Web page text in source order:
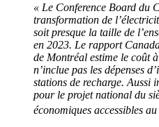
« Le Conference Board du
transformation de
soit presque la taille de
en 2023. Le rapport
de Montréal estime le coût
n’inclue pas les dépenses
stations de recharge. Aussi
pour le projet national du
économiques accessibles